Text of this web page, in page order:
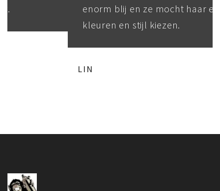
enorm blij en ze mocht haar eigen
kleuren en stijl kiezen.